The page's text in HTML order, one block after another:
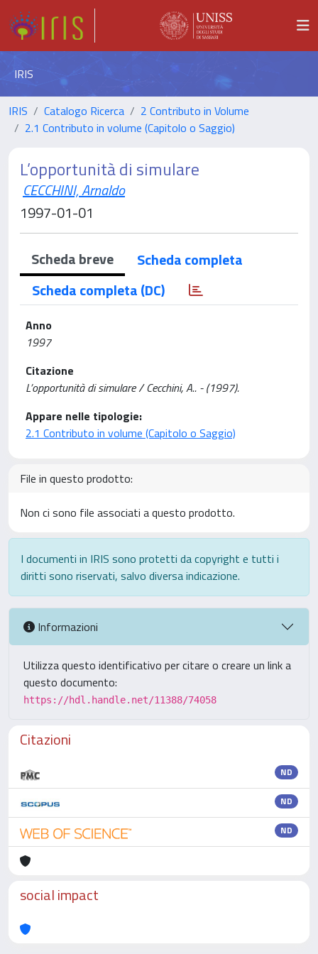
IRIS
IRIS Catalogo Ricerca
2 Contributo in Volume
2.1 Contributo in volume (Capitolo o Saggio)
L’opportunità di simulare
CECCHINI, Arnaldo
1997-01-01
Scheda breve
Scheda completa
Scheda completa (DC)
Anno
1997
Citazione
L’opportunità di simulare / Cecchini, A.. - (1997).
Appare nelle tipologie:
2.1 Contributo in volume (Capitolo o Saggio)
File in questo prodotto:
Non ci sono file associati a questo prodotto.
I documenti in IRIS sono protetti da copyright e tutti i
diritti sono riservati, salvo diversa indicazione.
Informazioni
Utilizza questo identificativo per citare o creare un link a
questo documento:
https://hdl.handle.net/11388/74058
Citazioni
ND
ND
ND
social impact